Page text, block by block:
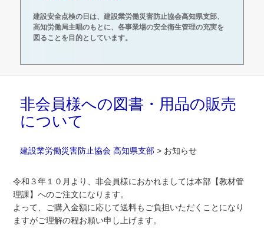
建設安全点検の日は、建設業労働災害防止協会高知県支部、
高知労働局主唱のもとに、各事業場の安全衛生管理の充実を
図ることを目的としています。
非会員様への図書・用品の販売
について
建設業労働災害防止協会 高知県支部 > お知らせ
令和３年１０月より、非会員様におかれましては本部【教材管
理課】へのご注文になります。
よって、ご購入金額に応じて送料もご負担いただくことになり
ますがご理解の程お願い申し上げます。